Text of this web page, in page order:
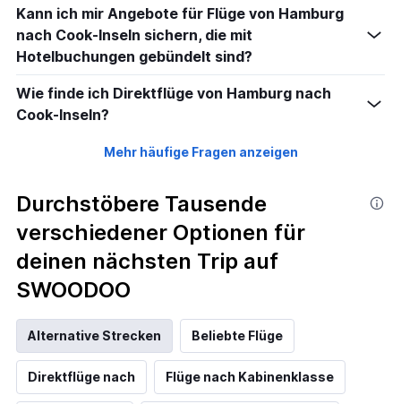
Kann ich mir Angebote für Flüge von Hamburg
nach Cook-Inseln sichern, die mit
Hotelbuchungen gebündelt sind?
Wie finde ich Direktflüge von Hamburg nach
Cook-Inseln?
Mehr häufige Fragen anzeigen
Durchstöbere Tausende
verschiedener Optionen für
deinen nächsten Trip auf
SWOODOO
Alternative Strecken Beliebte Flüge
Direktflüge nach Flüge nach Kabinenklasse